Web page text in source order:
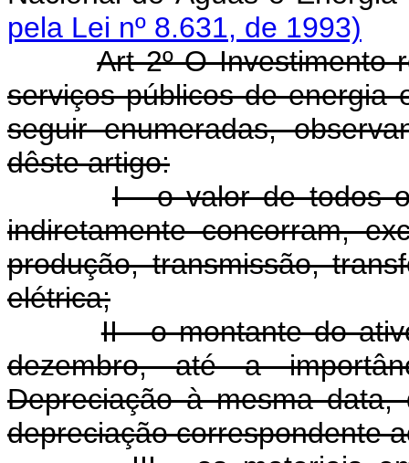
pela Lei nº 8.631, de 1993)
Art 2º O Investimento
serviços públicos de energia
seguir enumeradas,
dêste artigo:
I - o valor de todos
indiretamente concorram,
produção, transmissão,
elétrica;
II - o montante do
dezembro, até a
Depreciação à mesma
depreciação correspondente